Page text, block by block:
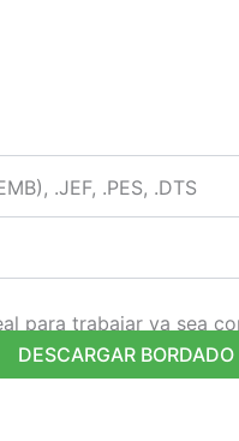
.JEF, .PES, .DTS
para trabajar ya sea
DESCARGAR BORDADO